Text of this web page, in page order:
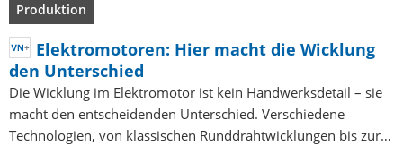
Produktion
Elektromotoren: Hier macht die Wicklung
den Unterschied
Die Wicklung im Elektromotor ist kein Handwerksdetail – sie
macht den entscheidenden Unterschied. Verschiedene
Technologien, von klassischen Runddrahtwicklungen bis zur…